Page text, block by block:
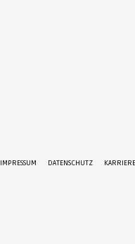
IMPRESSUM DATENSCHUTZ KARRIERE